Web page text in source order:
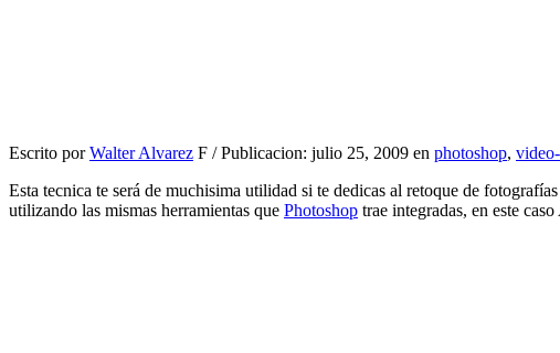
Escrito porWalter Alvarez F / Publicacion: julio 25, 2009 en photoshop,
Esta tecnica te será de muchisima utilidad si te dedicas al retoque de
utilizando las mismas herramientas que Photoshop trae integradas, en este